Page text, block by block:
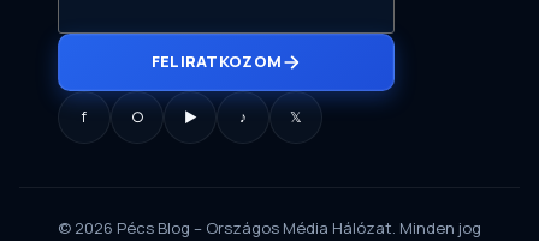
FELIRATKOZOM
f ○ ▶ ♪ 𝕏
© 2026 Pécs Blog – Országos Média Hálózat. Minden jog